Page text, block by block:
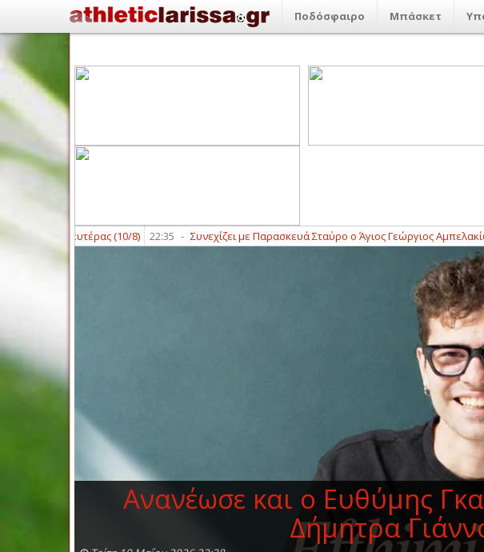
Ποδόσφαιρο Μπάσκετ
της Δευτέρας (10/8) 22:35 - Συνεχίζει με Παρασκευά Σταύρο ο Άγιος Γεώργιος Αμπελακίων
Ανανέωσε και ο Ευθύμης
Δήμητρα